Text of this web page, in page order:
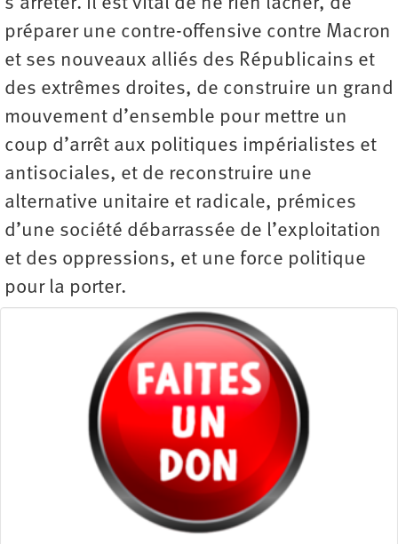
préparer une contre-offensive contre Macron
et ses nouveaux alliés des Républicains et
des extrêmes droites, de construire un grand
mouvement d’ensemble pour mettre un
coup d’arrêt aux politiques impérialistes et
antisociales, et de reconstruire une
alternative unitaire et radicale, prémices
d’une société débarrassée de l’exploitation
et des oppressions, et une force politique
pour la porter.